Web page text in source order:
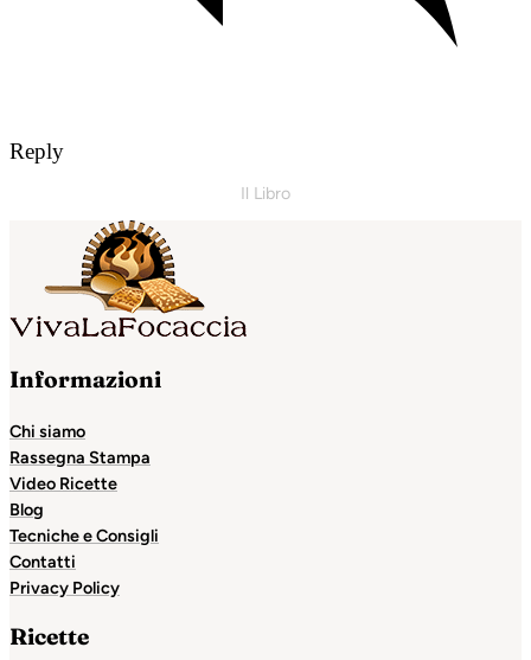
Reply
Il Libro
Informazioni
Chi siamo
Rassegna Stampa
Video Ricette
Blog
Tecniche e Consigli
Contatti
Privacy Policy
Ricette